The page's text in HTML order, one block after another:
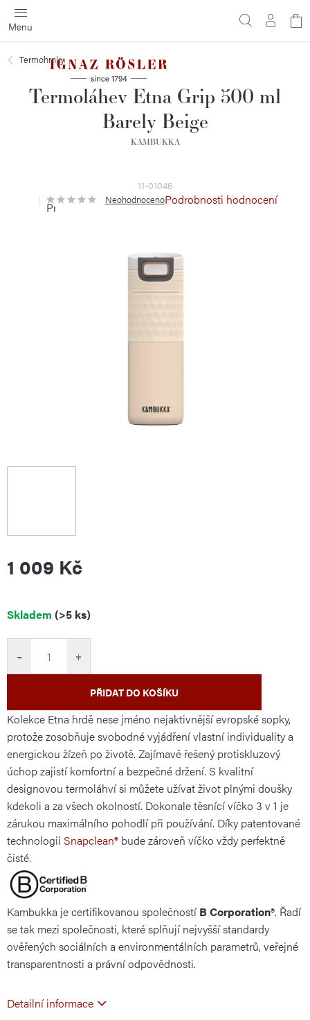
Přejít
na
obsah
Termohrnky
Termoláhev Etna Grip 500 ml
Barely Beige
KAMBUKKA
11-01046
Průměrné
hodnocení
NeohodnocenoPodrobnosti hodnocení
1 009 Kč
Měrná
Skladem (>5 ks)
+
−
PŘIDAT DO KOŠÍKU
Kolekce Etna hrdě nese jméno nejaktivnější evropské sopky,
protože zosobňuje svobodné vyjádření vlastní individuality a
energickou žízeň po životě. Zajímavě řešený protiskluzový
úchop zajistí komfortní a bezpečné držení. S kvalitní
designovou termoláhví si můžete užívat život plnými doušky
kdekoli a za všech okolností. Dokonale těsnící víčko 3 v 1 je
zárukou maximálního pohodlí při používání. Díky patentované
technologii Snapclean® bude zároveň víčko vždy perfektně
čisté.
Kambukka je certifikovanou společnostíB Corporation®. Řadí
se tak mezi společnosti, které splňují nejvyšší standardy
ověřených sociálních a environmentálních parametrů, veřejné
transparentnosti a právní odpovědnosti.
Detailní informace